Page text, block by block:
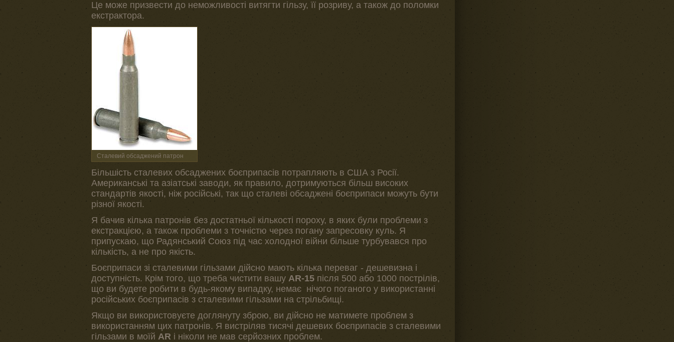
Це може призвести до неможливості витягти гільзу, її розриву, а також до поломки
екстрактора.
Сталевий обсаджений патрон
Більшість сталевих обсаджених боєприпасів потрапляють в США з Росії.
Американські та азіатські заводи, як правило, дотримуються більш високих
стандартів якості, ніж російські, так що сталеві обсаджені боєприпаси можуть бути
різної якості.
Я бачив кілька патронів без достатньої кількості пороху, в яких були проблеми з
екстракцією, а також проблеми з точністю через погану запресовку куль. Я
припускаю, що Радянський Союз під час холодної війни більше турбувався про
кількість, а не про якість.
Боєприпаси зі сталевими гільзами дійсно мають кілька переваг - дешевизна і
доступність. Крім того, що треба чистити вашу AR-15 після 500 або 1000 пострілів,
що ви будете робити в будь-якому випадку, немає нічого поганого у використанні
російських боєприпасів з сталевими гільзами на стрільбищі.
Якщо ви використовуєте доглянуту зброю, ви дійсно не матимете проблем з
використанням цих патронів. Я вистріляв тисячі дешевих боєприпасів з сталевими
гільзами в моїй АR і ніколи не мав серйозних проблем.